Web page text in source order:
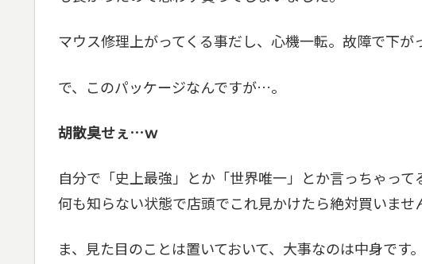
マウス修理上がってくる事だし、心機一転。故障で下が
で、このパッケージなんですが…。
胡散臭せぇ…ｗ
自分で「史上最強」とか「世界唯一」とか言っちゃって
何も知らない状態で店頭でこれ見かけたら絶対買いませ
ま、見た目のことは置いておいて、大事なのは中身です。